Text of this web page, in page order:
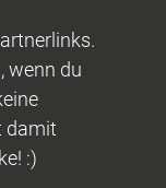
wenn du
damit
:)